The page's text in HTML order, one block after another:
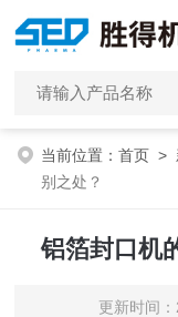
当前位置：首页 >
别之处？
铝箔封口机
更新时间